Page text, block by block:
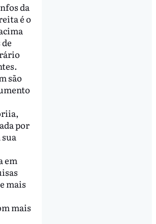
da
é o
são
por
em
mais
mais